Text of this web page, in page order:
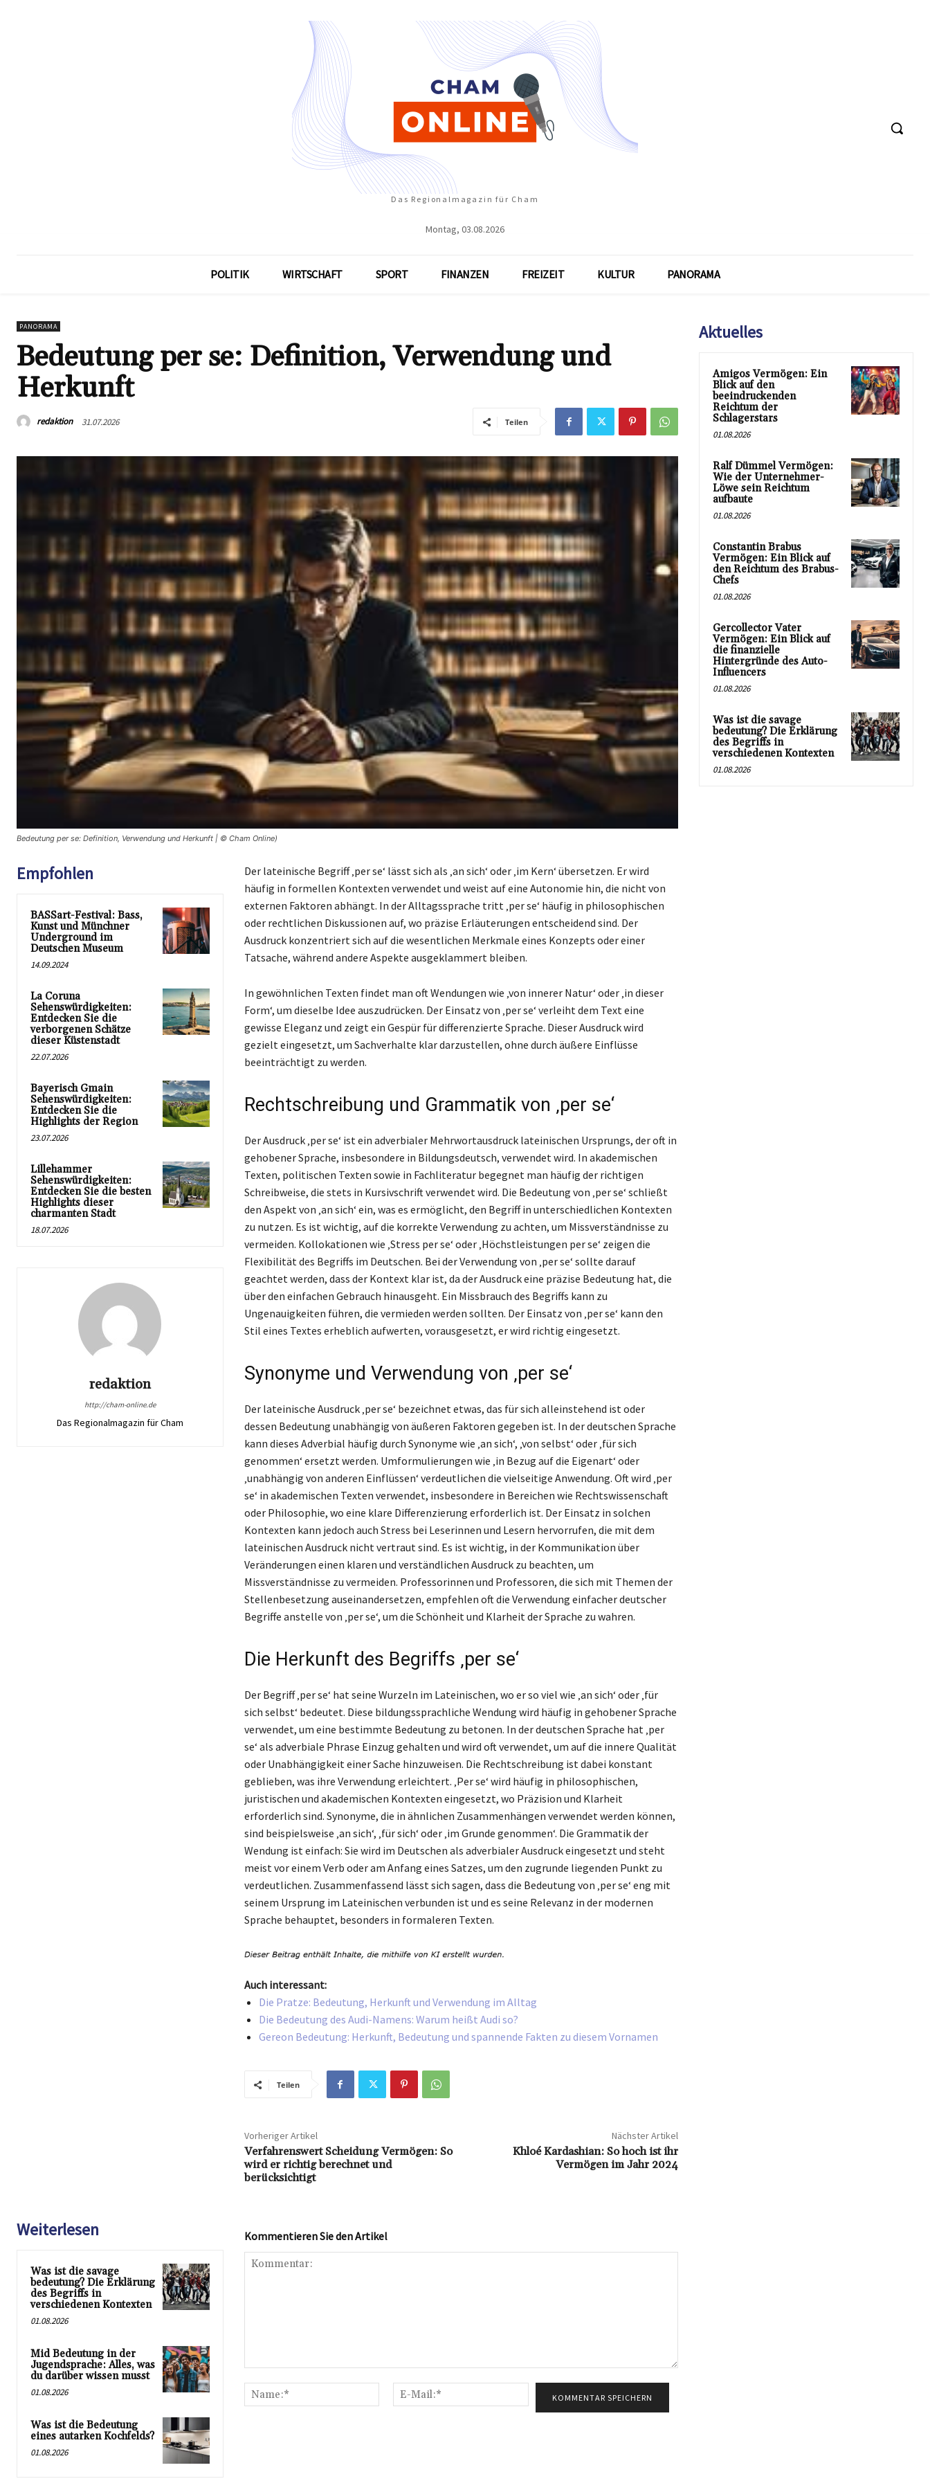
Das Regionalmagazin für Cham
Montag, 03.08.2026
POLITIK WIRTSCHAFT SPORT FINANZEN FREIZEIT KULTUR PANORAMA
PANORAMA
Bedeutung per se: Definition, Verwendung und
Herkunft
redaktion 31.07.2026 Teilen
Bedeutung per se: Definition, Verwendung und Herkunft | © Cham Online)
Empfohlen
BASSart-Festival: Bass,
Kunst und Münchner
Underground im
Deutschen Museum
14.09.2024
La Coruna
Sehenswürdigkeiten:
Entdecken Sie die
verborgenen Schätze
dieser Küstenstadt
22.07.2026
Bayerisch Gmain
Sehenswürdigkeiten:
Entdecken Sie die
Highlights der Region
23.07.2026
Lillehammer
Sehenswürdigkeiten:
Entdecken Sie die besten
Highlights dieser
charmanten Stadt
18.07.2026
redaktion
http://cham-online.de
Das Regionalmagazin für Cham
Der lateinische Begriff ‚per se‘ lässt sich als ‚an sich‘ oder ‚im Kern‘ übersetzen. Er wird
häufig in formellen Kontexten verwendet und weist auf eine Autonomie hin, die nicht von
externen Faktoren abhängt. In der Alltagssprache tritt ‚per se‘ häufig in philosophischen
oder rechtlichen Diskussionen auf, wo präzise Erläuterungen entscheidend sind. Der
Ausdruck konzentriert sich auf die wesentlichen Merkmale eines Konzepts oder einer
Tatsache, während andere Aspekte ausgeklammert bleiben.
In gewöhnlichen Texten findet man oft Wendungen wie ‚von innerer Natur‘ oder ‚in dieser
Form‘, um dieselbe Idee auszudrücken. Der Einsatz von ‚per se‘ verleiht dem Text eine
gewisse Eleganz und zeigt ein Gespür für differenzierte Sprache. Dieser Ausdruck wird
gezielt eingesetzt, um Sachverhalte klar darzustellen, ohne durch äußere Einflüsse
beeinträchtigt zu werden.
Rechtschreibung und Grammatik von ‚per se‘
Der Ausdruck ‚per se‘ ist ein adverbialer Mehrwortausdruck lateinischen Ursprungs, der oft in
gehobener Sprache, insbesondere in Bildungsdeutsch, verwendet wird. In akademischen
Texten, politischen Texten sowie in Fachliteratur begegnet man häufig der richtigen
Schreibweise, die stets in Kursivschrift verwendet wird. Die Bedeutung von ‚per se‘ schließt
den Aspekt von ‚an sich‘ ein, was es ermöglicht, den Begriff in unterschiedlichen Kontexten
zu nutzen. Es ist wichtig, auf die korrekte Verwendung zu achten, um Missverständnisse zu
vermeiden. Kollokationen wie ‚Stress per se‘ oder ‚Höchstleistungen per se‘ zeigen die
Flexibilität des Begriffs im Deutschen. Bei der Verwendung von ‚per se‘ sollte darauf
geachtet werden, dass der Kontext klar ist, da der Ausdruck eine präzise Bedeutung hat, die
über den einfachen Gebrauch hinausgeht. Ein Missbrauch des Begriffs kann zu
Ungenauigkeiten führen, die vermieden werden sollten. Der Einsatz von ‚per se‘ kann den
Stil eines Textes erheblich aufwerten, vorausgesetzt, er wird richtig eingesetzt.
Synonyme und Verwendung von ‚per se‘
Der lateinische Ausdruck ‚per se‘ bezeichnet etwas, das für sich alleinstehend ist oder
dessen Bedeutung unabhängig von äußeren Faktoren gegeben ist. In der deutschen Sprache
kann dieses Adverbial häufig durch Synonyme wie ‚an sich‘, ‚von selbst‘ oder ‚für sich
genommen‘ ersetzt werden. Umformulierungen wie ‚in Bezug auf die Eigenart‘ oder
‚unabhängig von anderen Einflüssen‘ verdeutlichen die vielseitige Anwendung. Oft wird ‚per
se‘ in akademischen Texten verwendet, insbesondere in Bereichen wie Rechtswissenschaft
oder Philosophie, wo eine klare Differenzierung erforderlich ist. Der Einsatz in solchen
Kontexten kann jedoch auch Stress bei Leserinnen und Lesern hervorrufen, die mit dem
lateinischen Ausdruck nicht vertraut sind. Es ist wichtig, in der Kommunikation über
Veränderungen einen klaren und verständlichen Ausdruck zu beachten, um
Missverständnisse zu vermeiden. Professorinnen und Professoren, die sich mit Themen der
Stellenbesetzung auseinandersetzen, empfehlen oft die Verwendung einfacher deutscher
Begriffe anstelle von ‚per se‘, um die Schönheit und Klarheit der Sprache zu wahren.
Die Herkunft des Begriffs ‚per se‘
Der Begriff ‚per se‘ hat seine Wurzeln im Lateinischen, wo er so viel wie ‚an sich‘ oder ‚für
sich selbst‘ bedeutet. Diese bildungssprachliche Wendung wird häufig in gehobener Sprache
verwendet, um eine bestimmte Bedeutung zu betonen. In der deutschen Sprache hat ‚per
se‘ als adverbiale Phrase Einzug gehalten und wird oft verwendet, um auf die innere Qualität
oder Unabhängigkeit einer Sache hinzuweisen. Die Rechtschreibung ist dabei konstant
geblieben, was ihre Verwendung erleichtert. ‚Per se‘ wird häufig in philosophischen,
juristischen und akademischen Kontexten eingesetzt, wo Präzision und Klarheit
erforderlich sind. Synonyme, die in ähnlichen Zusammenhängen verwendet werden können,
sind beispielsweise ‚an sich‘, ‚für sich‘ oder ‚im Grunde genommen‘. Die Grammatik der
Wendung ist einfach: Sie wird im Deutschen als adverbialer Ausdruck eingesetzt und steht
meist vor einem Verb oder am Anfang eines Satzes, um den zugrunde liegenden Punkt zu
verdeutlichen. Zusammenfassend lässt sich sagen, dass die Bedeutung von ‚per se‘ eng mit
seinem Ursprung im Lateinischen verbunden ist und es seine Relevanz in der modernen
Sprache behauptet, besonders in formaleren Texten.
Auch interessant:
Die Pratze: Bedeutung, Herkunft und Verwendung im Alltag
Die Bedeutung des Audi-Namens: Warum heißt Audi so?
Gereon Bedeutung: Herkunft, Bedeutung und spannende Fakten zu diesem Vornamen
Teilen
Vorheriger Artikel
Verfahrenswert Scheidung Vermögen: So
wird er richtig berechnet und
berücksichtigt
Nächster Artikel
Khloé Kardashian: So hoch ist ihr
Vermögen im Jahr 2024
Weiterlesen
Was ist die savage
bedeutung? Die Erklärung
des Begriffs in
verschiedenen Kontexten
01.08.2026
Mid Bedeutung in der
Jugendsprache: Alles, was
du darüber wissen musst
01.08.2026
Was ist die Bedeutung
eines autarken Kochfelds?
01.08.2026
Kommentieren Sie den Artikel
Name:*
Mail:*
Aktuelles
Amigos Vermögen: Ein
Blick auf den
beeindruckenden
Reichtum der
Schlagerstars
01.08.2026
Ralf Dümmel Vermögen:
Wie der Unternehmer-
Löwe sein Reichtum
aufbaute
01.08.2026
Constantin Brabus
Vermögen: Ein Blick auf
den Reichtum des Brabus-
Chefs
01.08.2026
Gercollector Vater
Vermögen: Ein Blick auf
die finanzielle
Hintergründe des Auto-
Influencers
01.08.2026
Was ist die savage
bedeutung? Die Erklärung
des Begriffs in
verschiedenen Kontexten
01.08.2026